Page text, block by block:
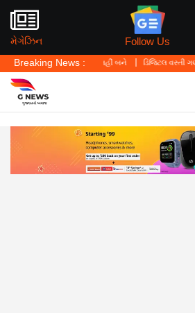
મેગેઝિન Follow Us
Breaking News :
બચાવ નહીં બને ડિજિટલ વસ્તી ગણતરી 2026-